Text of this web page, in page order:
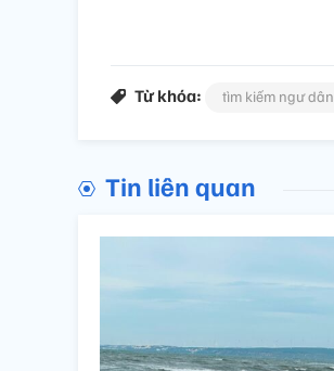
Từ khóa: tìm kiếm ngư dân
Tin liên quan